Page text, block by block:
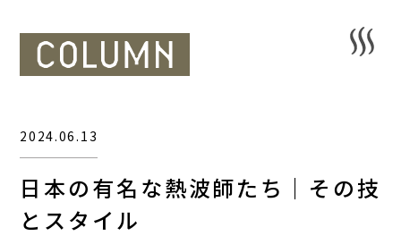
日本の有名な熱波師たち｜その技
とスタイル
2024.06.13